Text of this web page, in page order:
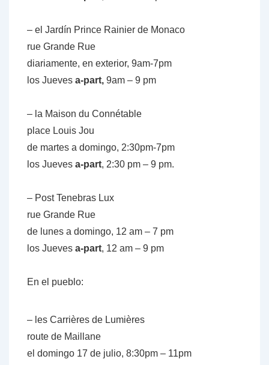
– el Jardín Prince Rainier de Monaco
rue Grande Rue
diariamente, en exterior, 9am-7pm
los Jueves a-part, 9am – 9 pm
– la Maison du Connétable
place Louis Jou
de martes a domingo, 2:30pm-7pm
los Jueves a-part, 2:30 pm – 9 pm.
– Post Tenebras Lux
rue Grande Rue
de lunes a domingo, 12 am – 7 pm
los Jueves a-part, 12 am – 9 pm
En el pueblo:
– les Carrières de Lumières
route de Maillane
el domingo 17 de julio, 8:30pm – 11pm